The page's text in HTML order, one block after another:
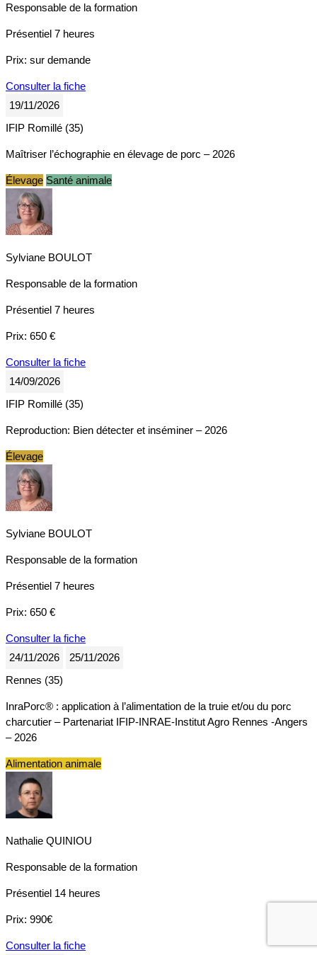
Responsable de la formation
Présentiel 7 heures
Prix: sur demande
Consulter la fiche
19/11/2026
IFIP Romillé (35)
Maîtriser l’échographie en élevage de porc – 2026
Élevage Santé animale
Sylviane BOULOT
Responsable de la formation
Présentiel 7 heures
Prix: 650 €
Consulter la fiche
14/09/2026
IFIP Romillé (35)
Reproduction: Bien détecter et inséminer – 2026
Élevage
Sylviane BOULOT
Responsable de la formation
Présentiel 7 heures
Prix: 650 €
Consulter la fiche
24/11/2026
25/11/2026
Rennes (35)
InraPorc® : application à l’alimentation de la truie et/ou du porc
charcutier – Partenariat IFIP-INRAE-Institut Agro Rennes -Angers
– 2026
Alimentation animale
Nathalie QUINIOU
Responsable de la formation
Présentiel 14 heures
Prix: 990€
Consulter la fiche